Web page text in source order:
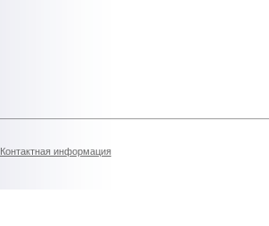
Контактная информация